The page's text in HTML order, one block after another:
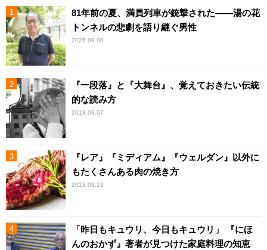
81年前の夏、満員列車が銃撃された――湯の花
トンネルの悲劇を語り継ぐ男性
2026.08.06
『一段落』と『大舞台』、覚えておきたい伝統
的な読み方
2018.08.07
『レア』『ミディアム』『ウェルダン』以外に
もたくさんある肉の焼き方
2018.09.19
「昨日もキュウリ、今日もキュウリ」 『にほ
んのおかず』著者が見つけた家庭料理の知恵